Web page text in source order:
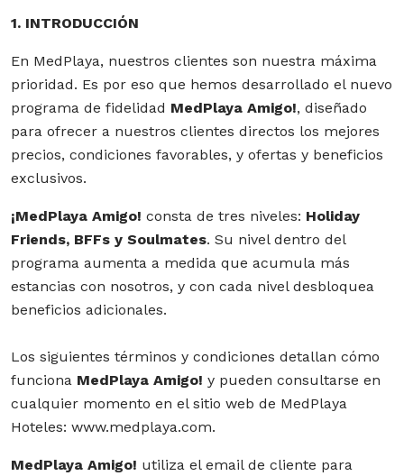
1. INTRODUCCIÓN
En MedPlaya, nuestros clientes son nuestra máxima
prioridad. Es por eso que hemos desarrollado el nuevo
programa de fidelidad MedPlaya Amigo!, diseñado
para ofrecer a nuestros clientes directos los mejores
precios, condiciones favorables, y ofertas y beneficios
exclusivos.
¡MedPlaya Amigo! consta de tres niveles: Holiday
Friends, BFFs y Soulmates. Su nivel dentro del
programa aumenta a medida que acumula más
estancias con nosotros, y con cada nivel desbloquea
beneficios adicionales.
Los siguientes términos y condiciones detallan cómo
funciona MedPlaya Amigo! y pueden consultarse en
cualquier momento en el sitio web de MedPlaya
Hoteles: www.medplaya.com.
MedPlaya Amigo! utiliza el email de cliente para